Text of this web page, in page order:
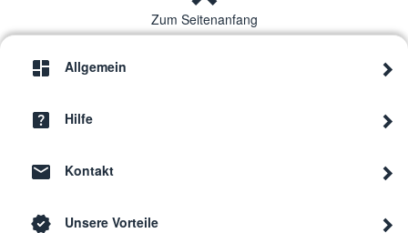
Zum Seitenanfang
Allgemein
Hilfe
Kontakt
Unsere Vorteile